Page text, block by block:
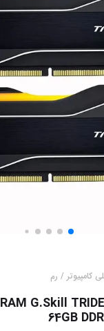
کامپیوتر / رم
RAM G.Skill
64GB